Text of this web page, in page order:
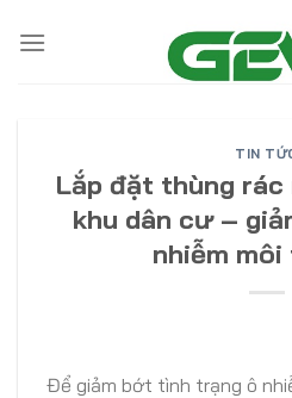
TIN
Lắp đặt thùng
khu dân cư –
nhiễm
Để giảm bớt tình trạng ô